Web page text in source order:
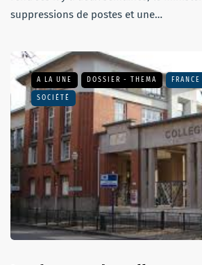
suppressions de postes et une…
A LA UNE DOSSIER - THEMA FRANCE
SOCIÉTÉ